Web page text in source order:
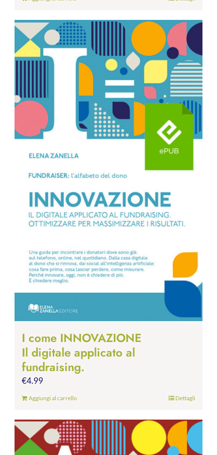
I come INNOVAZIONE
Il digitale applicato al
fundraising.
€4.99
Aggiungi al carrello Dettagli